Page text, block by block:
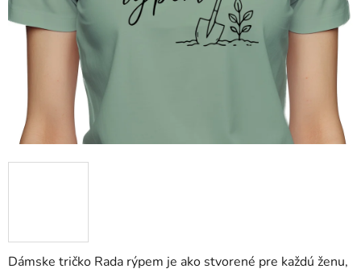
Dámske tričko Rada rýpem je ako stvorené pre každú ženu,